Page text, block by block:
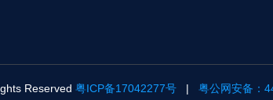
Reserved 粤ICP备17042277号 | 粤公网安备：